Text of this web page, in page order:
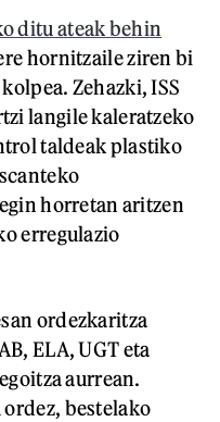
ditu ateak behin
hornitzaile ziren bi
Zehazki, ISS
langile kaleratzeko
taldeak plastiko
horretan aritzen
erregulazio
ordezkaritza
ELA, UGT eta
aurrean.
bestelako